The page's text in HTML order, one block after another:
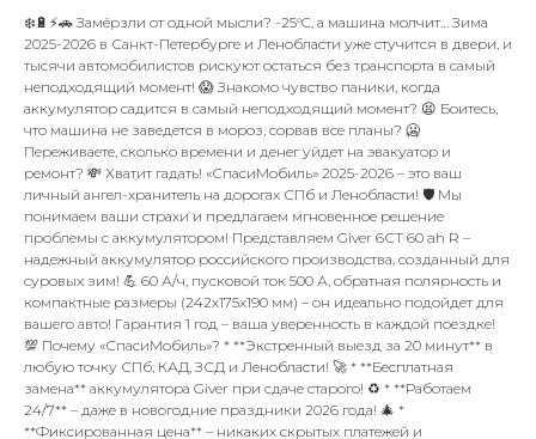
❄️🔋⚡🚗 Замёрзли от одной мысли? -25°C, а машина молчит… Зима
2025-2026 в Санкт-Петербурге и Ленобласти уже стучится в двери, и
тысячи автомобилистов рискуют остаться без транспорта в самый
неподходящий момент! 😱 Знакомо чувство паники, когда
аккумулятор садится в самый неподходящий момент? 😫 Боитесь,
что машина не заведется в мороз, сорвав все планы? 🥶
Переживаете, сколько времени и денег уйдет на эвакуатор и
ремонт? 💸 Хватит гадать! «СпасиМобиль» 2025-2026 – это ваш
личный ангел-хранитель на дорогах СПб и Ленобласти! 🛡️ Мы
понимаем ваши страхи и предлагаем мгновенное решение
проблемы с аккумулятором! Представляем Giver 6СТ 60 ah R –
надежный аккумулятор российского производства, созданный для
суровых зим! 💪 60 А/ч, пусковой ток 500 А, обратная полярность и
компактные размеры (242x175x190 мм) – он идеально подойдет для
вашего авто! Гарантия 1 год – ваша уверенность в каждой поездке!
💯 Почему «СпасиМобиль»? * **Экстренный выезд за 20 минут** в
любую точку СПб, КАД, ЗСД и Ленобласти! 🚀 * **Бесплатная
замена** аккумулятора Giver при сдаче старого! ♻️ * **Работаем
24/7** – даже в новогодние праздники 2026 года! 🎄 *
**Фиксированная цена** – никаких скрытых платежей и